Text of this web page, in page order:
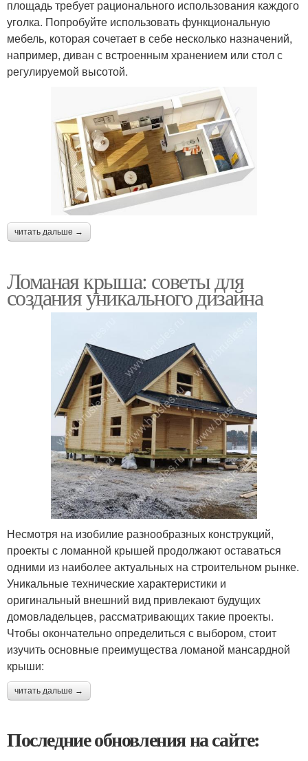
площадь требует рационального использования каждого
уголка. Попробуйте использовать функциональную
мебель, которая сочетает в себе несколько назначений,
например, диван с встроенным хранением или стол с
регулируемой высотой.
читать дальше →
Ломаная крыша: советы для
создания уникального дизайна
Несмотря на изобилие разнообразных конструкций,
проекты с ломанной крышей продолжают оставаться
одними из наиболее актуальных на строительном рынке.
Уникальные технические характеристики и
оригинальный внешний вид привлекают будущих
домовладельцев, рассматривающих такие проекты.
Чтобы окончательно определиться с выбором, стоит
изучить основные преимущества ломаной мансардной
крыши:
читать дальше →
Последние обновления на сайте: